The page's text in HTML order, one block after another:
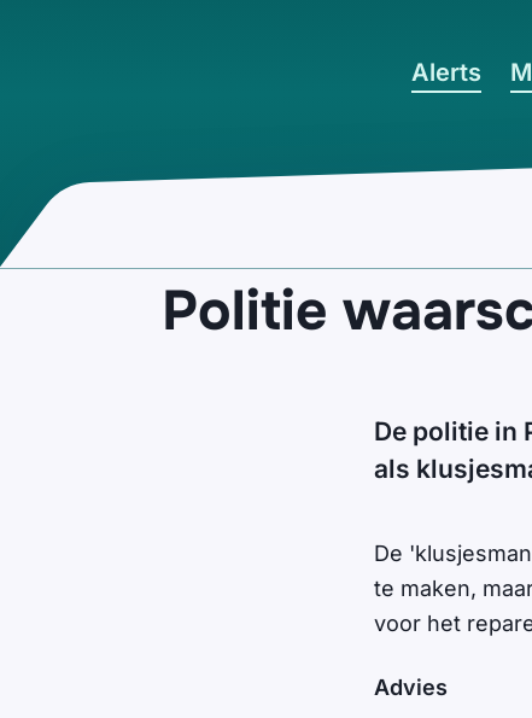
Alerts
Politie
De politie in
als
De
te maken,
voor het
Advies